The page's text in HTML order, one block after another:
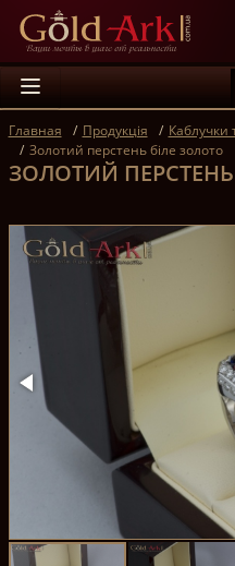
Главная Продукція Каблучки
Золотий перстень біле золото
ЗОЛОТИЙ